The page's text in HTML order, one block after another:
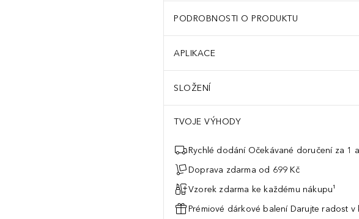
PODROBNOSTI O PRODUKTU
APLIKACE
SLOŽENÍ
TVOJE VÝHODY
Rychlé dodání Očekávané doručení za 1
Doprava zdarma od 699 Kč
Vzorek zdarma ke každému nákupu¹
Prémiové dárkové balení Darujte radost v